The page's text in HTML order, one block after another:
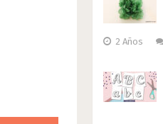
2 Años